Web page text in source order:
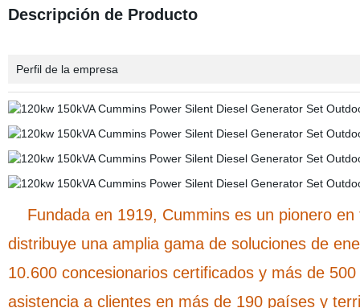
Descripción de Producto
Perfil de la empresa
Fundada en 1919, Cummins es un pionero
distribuye una amplia gama de soluciones de
10.600 concesionarios certificados y más de
asistencia a clientes en más de 190 países y